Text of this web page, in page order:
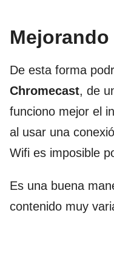
De esta forma
Chromecast, de
funciono mejor el
al usar una
Wifi es imposible
Es una buena
contenido muy